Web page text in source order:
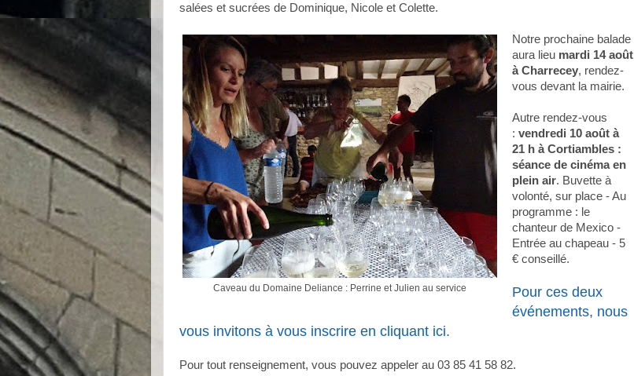
salées et sucrées de Dominique, Nicole et Colette.
Caveau du Domaine Deliance : Perrine et Julien au service
Notre prochaine balade
aura lieu mardi 14 août
à Charrecey, rendez-
vous devant la mairie.
Autre rendez-vous
: vendredi 10 août à
21 h à Cortiambles :
séance de cinéma en
plein air. Buvette à
volonté, sur place - Au
programme : le
chanteur de Mexico -
Entrée au chapeau - 5
€ conseillé.
Pour ces deux
événements, nous
vous invitons à vous inscrire en cliquant ici.
Pour tout renseignement, vous pouvez appeler au 03 85 41 58 82.